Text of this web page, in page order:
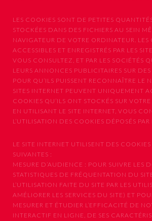
LES COOKIES SONT DE PETITES
STOCKÉES DANS DES FICHIERS AU SEIN
NAVIGATEUR DE VOTRE ORDINATEUR. LES
ACCESSIBLES ET ENREGISTRÉS PAR LES
VOUS CONSULTEZ, ET PAR LES SOCIÉTÉS
LEURS ANNONCES PUBLICITAIRES SUR DES
POUR QU’ILS PUISSENT RECONNAÎTRE LE
SITES INTERNET PEUVENT UNIQUEMENT
COOKIES QU’ILS ONT STOCKÉS SUR
EN UTILISANT LE SITE INTERNET, VOUS
L’UTILISATION DES COOKIES DÉPOSÉS PAR
LE SITE INTERNET UTILISENT DES
SUIVANTES :
MESURE D’AUDIENCE : POUR SUIVRE LES
STATISTIQUES DE FRÉQUENTATION DU
L’UTILISATION FAITE DU SITE PAR LES
AMÉLIORER LES SERVICES DU SITE) ET
MESURER ET ÉTUDIER L’EFFICACITÉ DE
INTERACTIF EN LIGNE, DE SES